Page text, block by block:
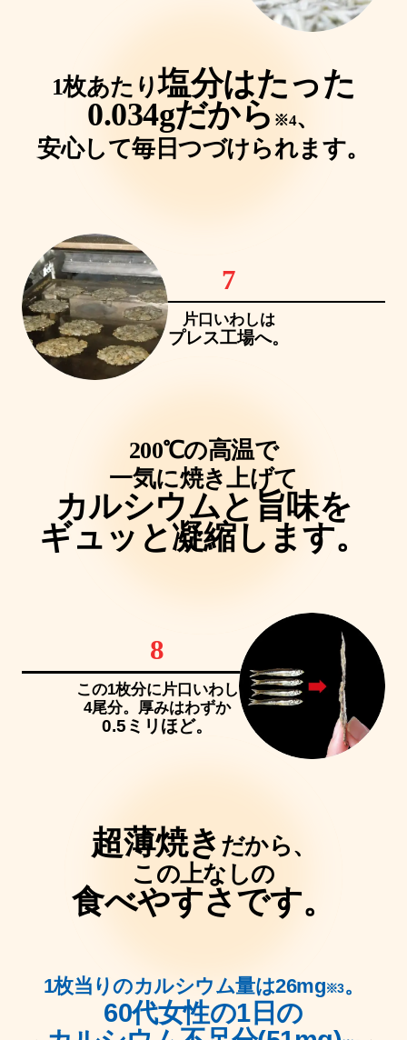
1枚あたり塩分はたった
0.034gだから ※4、
安心して毎日つづけられます。
7
片口いわしは
プレス工場へ。
200℃の高温で
一気に焼き上げて
カルシウムと旨味を
ギュッと凝縮します。
8
この1枚分に片口いわし
4尾分。厚みはわずか
0.5ミリほど。
超薄焼き だから、
この上なしの
食べやすさです。
1枚当りのカルシウム量は26mg※3。
60代女性の1日の